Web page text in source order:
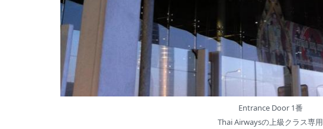
Entrance Door 1番
Thai Airwaysの上級クラス専用